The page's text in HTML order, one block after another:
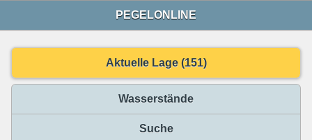
PEGELONLINE
Aktuelle Lage (151)
Wasserstände
Suche